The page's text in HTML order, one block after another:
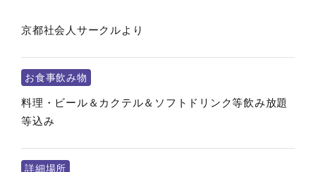
京都社会人サークルより
お食事飲み物
料理・ビール＆カクテル＆ソフトドリンク等飲み放題
等込み
詳細場所